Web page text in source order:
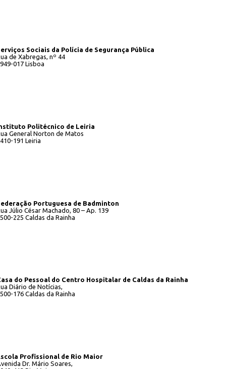
Sociais da Polícia de Segurança Pública
de Xabregas, nº 44
017 Lisboa
Politécnico de Leiria
General Norton de Matos
191 Leiria
Portuguesa de Badminton
Júlio César Machado, 80 – Ap. 139
225 Caldas da Rainha
do Pessoal do Centro Hospitalar de Caldas da Rainha
Diário de Notícias,
176 Caldas da Rainha
Profissional de Rio Maior
Dr. Mário Soares,